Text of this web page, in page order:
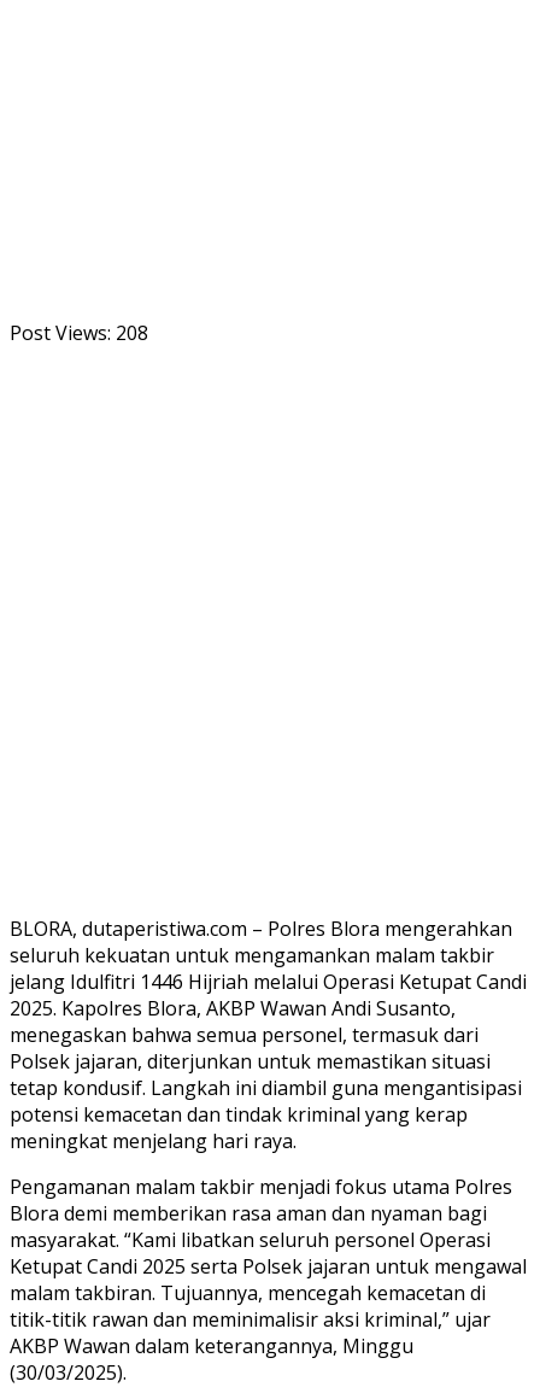
Post Views: 208
BLORA, dutaperistiwa.com – Polres Blora mengerahkan
seluruh kekuatan untuk mengamankan malam takbir
jelang Idulfitri 1446 Hijriah melalui Operasi Ketupat Candi
2025. Kapolres Blora, AKBP Wawan Andi Susanto,
menegaskan bahwa semua personel, termasuk dari
Polsek jajaran, diterjunkan untuk memastikan situasi
tetap kondusif. Langkah ini diambil guna mengantisipasi
potensi kemacetan dan tindak kriminal yang kerap
meningkat menjelang hari raya.
Pengamanan malam takbir menjadi fokus utama Polres
Blora demi memberikan rasa aman dan nyaman bagi
masyarakat. “Kami libatkan seluruh personel Operasi
Ketupat Candi 2025 serta Polsek jajaran untuk mengawal
malam takbiran. Tujuannya, mencegah kemacetan di
titik-titik rawan dan meminimalisir aksi kriminal,” ujar
AKBP Wawan dalam keterangannya, Minggu
(30/03/2025).